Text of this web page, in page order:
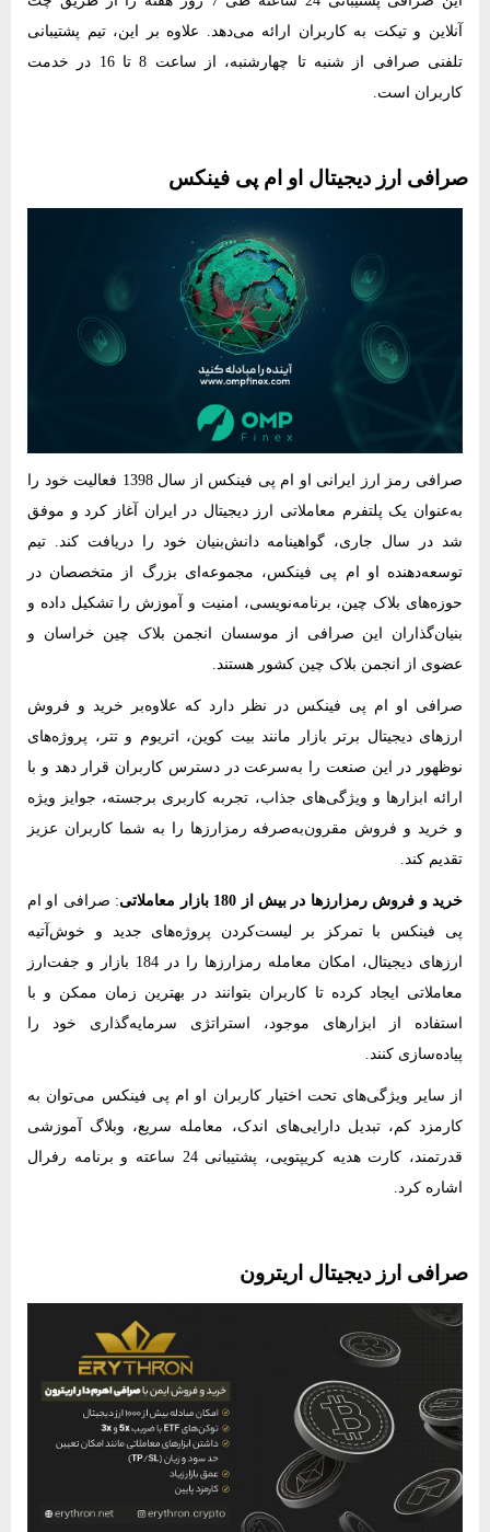
آنلاین و تیکت به کاربران ارائه می‌دهد. علاوه بر این، تیم پشتیبانی
تلفنی صرافی از شنبه تا چهارشنبه، از ساعت 8 تا 16 در خدمت
کاربران است.
صرافی ارز دیجیتال او ام پی فینکس
صرافی رمز ارز ایرانی او ام پی فینکس از سال 1398 فعالیت خود را
به‌عنوان یک پلتفرم معاملاتی ارز دیجیتال در ایران آغاز کرد و موفق
شد در سال جاری، گواهینامه دانش‌بنیان خود را دریافت کند. تیم
توسعه‌دهنده او ام پی فینکس، مجموعه‌ای بزرگ از متخصصان در
حوزه‌های بلاک چین، برنامه‌نویسی، امنیت و آموزش را تشکیل داده و
بنیان‌گذاران این صرافی از موسسان انجمن بلاک چین خراسان و
عضوی از انجمن بلاک چین کشور هستند.
صرافی او ام پی فینکس در نظر دارد که علاوه‌بر خرید و فروش
ارزهای دیجیتال برتر بازار مانند بیت کوین، اتریوم و تتر، پروژه‌های
نوظهور در این صنعت را به‌سرعت در دسترس کاربران قرار دهد و با
ارائه ابزارها و ویژگی‌های جذاب، تجربه کاربری برجسته، جوایز ویژه
و خرید و فروش مقرون‌به‌صرفه رمزارزها را به شما کاربران عزیز
تقدیم کند.
خرید و فروش رمزارزها در بیش از 180 بازار معاملاتی
: صرافی او ام
پی فینکس با تمرکز بر لیست‌کردن پروژه‌های جدید و خوش‌آتیه
ارزهای دیجیتال، امکان معامله رمزارزها را در 184 بازار و جفت‌ارز
معاملاتی ایجاد کرده تا کاربران بتوانند در بهترین زمان ممکن و با
استفاده از ابزارهای موجود، استراتژی سرمایه‌گذاری خود را
پیاده‌سازی کنند.
از سایر ویژگی‌های تحت اختیار کاربران او ام پی فینکس می‌توان به
کارمزد کم، تبدیل دارایی‌های اندک، معامله سریع، وبلاگ آموزشی
قدرتمند، کارت هدیه کریپتویی، پشتیبانی 24 ساعته و برنامه رفرال
اشاره کرد.
صرافی ارز دیجیتال اریترون